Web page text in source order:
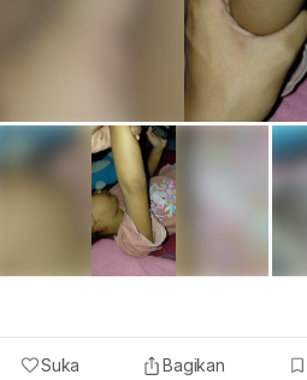
Suka Bagikan